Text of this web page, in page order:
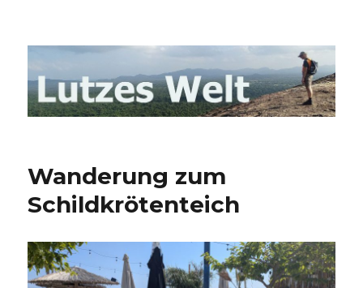
Lutzes- Welt Blog
Wanderung zum
Schildkrötenteich